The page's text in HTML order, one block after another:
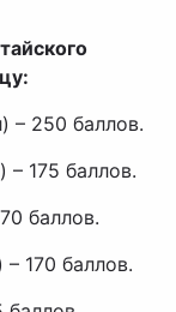
– 250 баллов.
175 баллов.
баллов.
170 баллов.